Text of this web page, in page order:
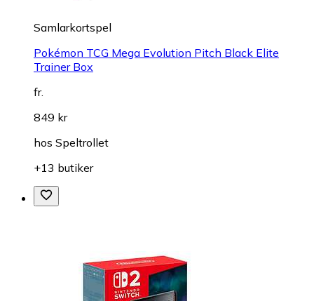
Samlarkortspel
Pokémon TCG Mega Evolution Pitch Black Elite
Trainer Box
fr.
849 kr
hos Speltrollet
+13 butiker